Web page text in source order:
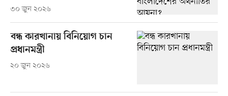
৩০ জুন ২০২৬
বন্ধ কারখানায় বিনিয়োগ চান
প্রধানমন্ত্রী
২০ জুন ২০২৬